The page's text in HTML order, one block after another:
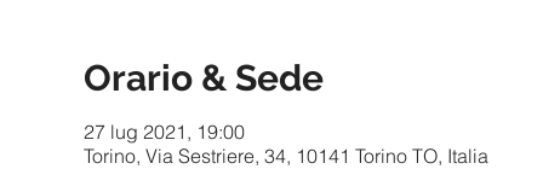
Orario & Sede
27 lug 2021, 19:00
Torino, Via Sestriere, 34, 10141 Torino TO, Italia